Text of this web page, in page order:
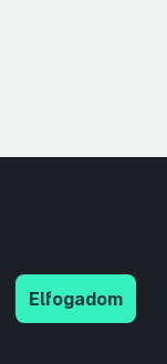
Elfogadom